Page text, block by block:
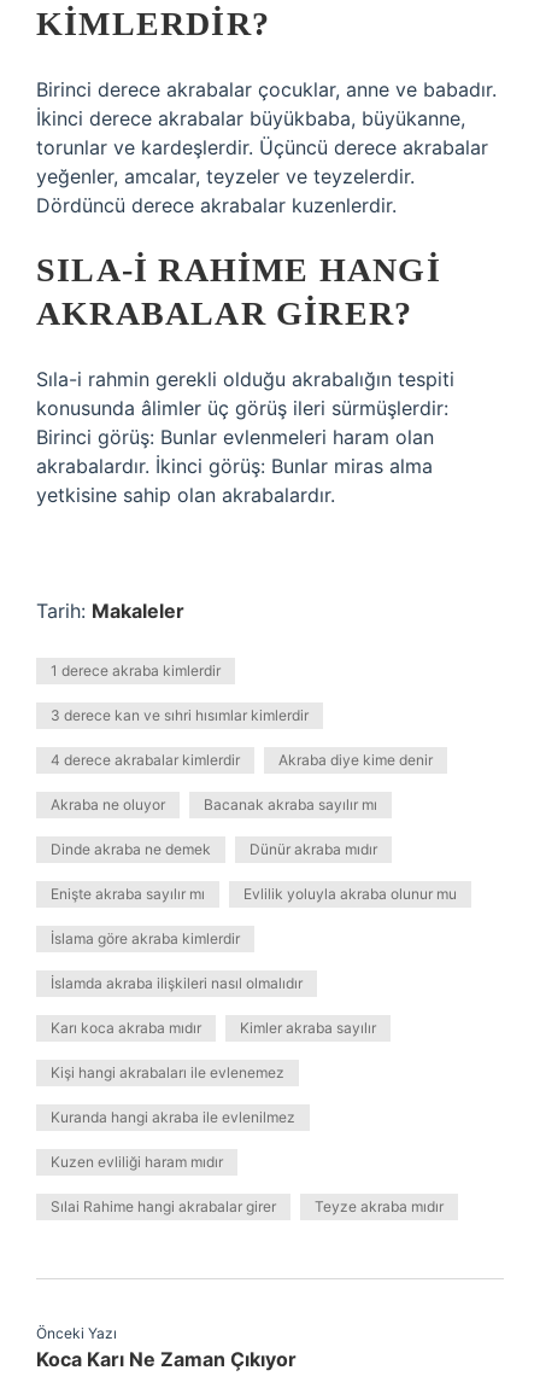
KIMLERDIR?
Birinci derece akrabalar çocuklar, anne ve babadır.
İkinci derece akrabalar büyükbaba, büyükanne,
torunlar ve kardeşlerdir. Üçüncü derece akrabalar
yeğenler, amcalar, teyzeler ve teyzelerdir.
Dördüncü derece akrabalar kuzenlerdir.
SILA-I RAHIME HANGI
AKRABALAR GIRER?
Sıla-i rahmin gerekli olduğu akrabalığın tespiti
konusunda âlimler üç görüş ileri sürmüşlerdir:
Birinci görüş: Bunlar evlenmeleri haram olan
akrabalardır. İkinci görüş: Bunlar miras alma
yetkisine sahip olan akrabalardır.
Tarih: Makaleler
1 derece akraba kimlerdir
3 derece kan ve sıhri hısımlar kimlerdir
4 derece akrabalar kimlerdir Akraba diye kime denir
Akraba ne oluyor Bacanak akraba sayılır mı
Dinde akraba ne demek Dünür akraba mıdır
Enişte akraba sayılır mı Evlilik yoluyla akraba olunur mu
İslama göre akraba kimlerdir
İslamda akraba ilişkileri nasıl olmalıdır
Karı koca akraba mıdır Kimler akraba sayılır
Kişi hangi akrabaları ile evlenemez
Kuranda hangi akraba ile evlenilmez
Kuzen evliliği haram mıdır
Sılai Rahime hangi akrabalar girer Teyze akraba mıdır
Önceki Yazı
Koca Karı Ne Zaman Çıkıyor